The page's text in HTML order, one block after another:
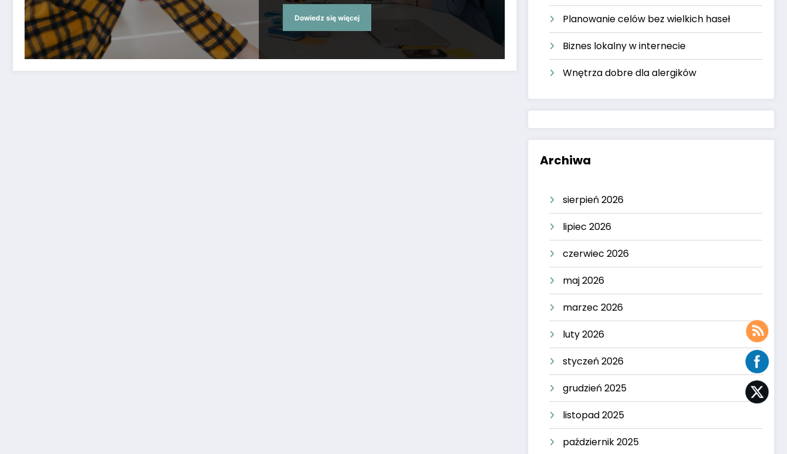
Dowiedz się więcej
Planowanie celów bez wielkich haseł
Biznes lokalny w internecie
Wnętrza dobre dla alergików
Archiwa
sierpień 2026
lipiec 2026
czerwiec 2026
maj 2026
marzec 2026
luty 2026
styczeń 2026
grudzień 2025
listopad 2025
październik 2025